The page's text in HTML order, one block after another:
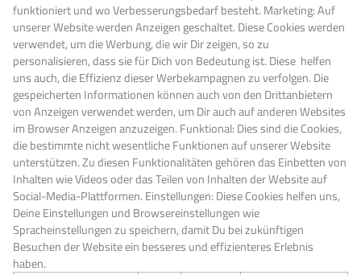
funktioniert und wo Verbesserungsbedarf besteht. Marketing: Auf
unserer Website werden Anzeigen geschaltet. Diese Cookies werden
verwendet, um die Werbung, die wir Dir zeigen, so zu
personalisieren, dass sie für Dich von Bedeutung ist. Diese helfen
uns auch, die Effizienz dieser Werbekampagnen zu verfolgen. Die
gespeicherten Informationen können auch von den Drittanbietern
von Anzeigen verwendet werden, um Dir auch auf anderen Websites
im Browser Anzeigen anzuzeigen. Funktional: Dies sind die Cookies,
die bestimmte nicht wesentliche Funktionen auf unserer Website
unterstützen. Zu diesen Funktionalitäten gehören das Einbetten von
Inhalten wie Videos oder das Teilen von Inhalten der Website auf
Social-Media-Plattformen. Einstellungen: Diese Cookies helfen uns,
Deine Einstellungen und Browsereinstellungen wie
Spracheinstellungen zu speichern, damit Du bei zukünftigen
Besuchen der Website ein besseres und effizienteres Erlebnis
haben.